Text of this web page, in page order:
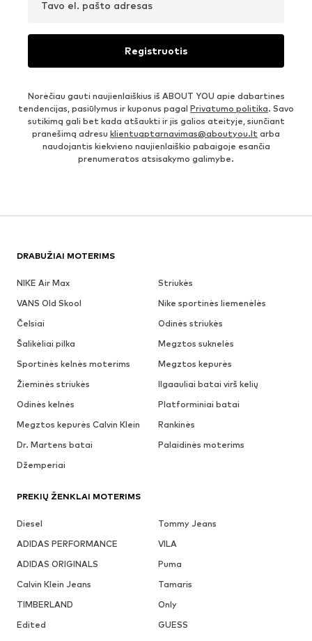
Tavo el. pašto adresas
Registruotis
Norėčiau gauti naujienlaiškius iš ABOUT YOU apie dabartines
tendencijas, pasiūlymus ir kuponus pagal Privatumo politika. Savo
sutikimą gali bet kada atšaukti ir jis galios ateityje, siunčiant
pranešimą adresu klientuaptarnavimas@aboutyou.lt arba
naudojantis kiekvieno naujienlaiškio pabaigoje esančia
prenumeratos atsisakymo galimybe.
DRABUŽIAI MOTERIMS
NIKE Air Max
Striukės
VANS Old Skool
Nike sportinės liemenėlės
Čelsiai
Odinės striukės
Šalikėliai pilka
Megztos suknelės
Sportinės kelnės moterims
Megztos kepurės
Žieminės striukės
Ilgaauliai batai virš kelių
Odinės kelnės
Platforminiai batai
Megztos kepurės Calvin Klein
Rankinės
Dr. Martens batai
Palaidinės moterims
Džemperiai
PREKIŲ ŽENKLAI MOTERIMS
Diesel
Tommy Jeans
ADIDAS PERFORMANCE
VILA
ADIDAS ORIGINALS
Puma
Calvin Klein Jeans
Tamaris
TIMBERLAND
Only
Edited
GUESS